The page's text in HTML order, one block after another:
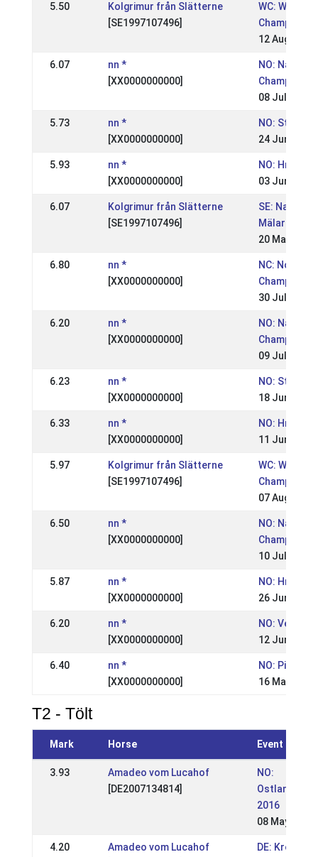
5.50
Kolgrimur från Slätterne
[SE1997107496]
WC: World
12 Aug 2007
6.07
nn *
[XX0000000000]
NO: National
08 Jul 2007
5.73
nn *
[XX0000000000]
NO: St.
24 Jun 2007
5.93
nn *
[XX0000000000]
NO: Hrimnir
03 Jun 2007
6.07
Kolgrimur från Slätterne
[SE1997107496]
SE:
20 May 2007
6.80
nn *
[XX0000000000]
NC: Nordic
30 Jul 2006
6.20
nn *
[XX0000000000]
NO: National
09 Jul 2006
6.23
nn *
[XX0000000000]
NO: St.
18 Jun 2006
6.33
nn *
[XX0000000000]
NO: Hrimnir
11 Jun 2006
5.97
Kolgrimur från Slätterne
[SE1997107496]
WC: World
07 Aug 2005
6.50
nn *
[XX0000000000]
NO: National
10 Jul 2005
5.87
nn *
[XX0000000000]
NO: Hrimnir
26 Jun 2005
6.20
nn *
[XX0000000000]
NO:
12 Jun 2005
6.40
nn *
[XX0000000000]
NO: Pinse
16 May 2005
T2 - Tölt
Mark Horse Event
3.93
Amadeo vom Lucahof
[DE2007134814]
NO:
2016
08 May 2016
4.20
Amadeo vom Lucahof
DE: